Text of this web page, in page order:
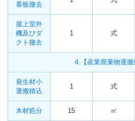
看板撤去
屋上室外
機及びダ
クト撤去
1 式
4.【産業廃棄物運搬
発生材小
運搬積込
1 式
木材処分 15 ㎥